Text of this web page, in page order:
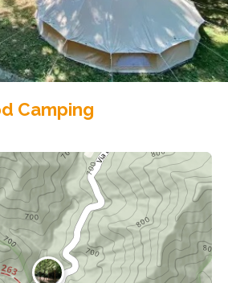
Camping